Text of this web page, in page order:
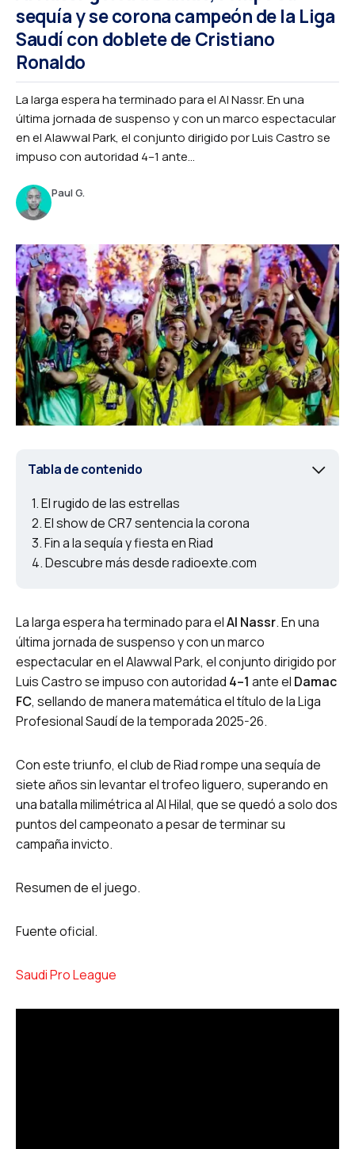
sequía y se corona campeón de la Liga
Saudí con doblete de Cristiano
Ronaldo
La larga espera ha terminado para el Al Nassr. En una
última jornada de suspenso y con un marco espectacular
en el Alawwal Park, el conjunto dirigido por Luis Castro se
impuso con autoridad 4–1 ante...
Paul G.
Tabla de contenido
El rugido de las estrellas
El show de CR7 sentencia la corona
Fin a la sequía y fiesta en Riad
Descubre más desde radioexte.com
La larga espera ha terminado para elAl Nassr. En una
última jornada de suspenso y con un marco
espectacular en el Alawwal Park, el conjunto dirigido por
Luis Castro se impuso con autoridad 4–1 ante el Damac
FC, sellando de manera matemática el título de la Liga
Profesional Saudí de la temporada 2025-26.
Con este triunfo, el club de Riad rompe una sequía de
siete años sin levantar el trofeo liguero, superando en
una batalla milimétrica al Al Hilal, que se quedó a solo dos
puntos del campeonato a pesar de terminar su
campaña invicto.
Resumen de el juego.
Fuente oficial.
Saudi Pro League